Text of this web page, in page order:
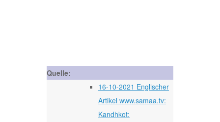
Quelle:
16-10-2021 Englischer
Artikel www.samaa.tv:
Kandhkot: